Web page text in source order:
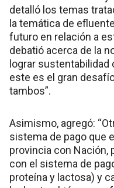
detalló los temas
la temática de
futuro en relación a
debatió acerca de la
lograr sustentabilidad
este es el gran
tambos”.
Asimismo, agregó:
sistema de pago que
provincia con Nación,
con el sistema de
proteína y lactosa) y